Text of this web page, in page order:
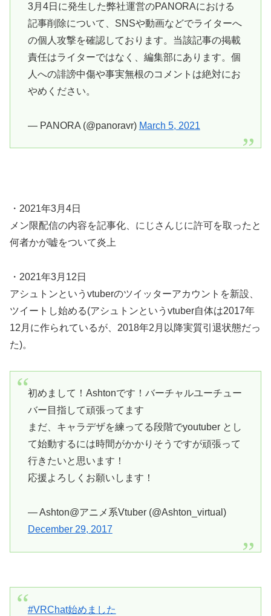
3月4日に発生した弊社運営のPANORAにおける
記事削除について、SNSや動画などでライターへ
の個人攻撃を確認しております。当該記事の掲載
責任はライターではなく、編集部にあります。個
人への誹謗中傷や事実無根のコメントは絶対にお
やめください。
— PANORA (@panoravr) March 5, 2021
・2021年3月4日
メン限配信の内容を記事化、にじさんじに許可を取ったと
何者かが嘘をついて炎上
・2021年3月12日
アシュトンというvtuberのツイッターアカウントを新設、
ツイートし始める(アシュトンというvtuber自体は2017年
12月に作られているが、2018年2月以降実質引退状態だっ
た)。
初めまして！Ashtonです！バーチャルユーチュー
バー目指して頑張ってます
まだ、キャラデザを練ってる段階でyoutuber とし
て始動するには時間がかかりそうですが頑張って
行きたいと思います！
応援よろしくお願いします！
— Ashton@アニメ系Vtuber (@Ashton_virtual)
December 29, 2017
#VRChat始めました